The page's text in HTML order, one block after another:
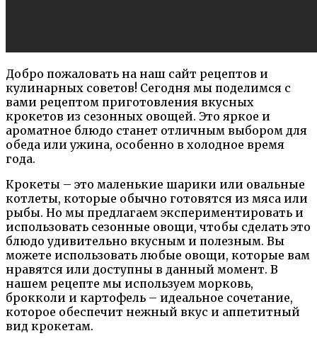
Добро пожаловать на наш сайт рецептов и
кулинарных советов! Сегодня мы поделимся с
вами рецептом приготовления вкусных
крокетов из сезонных овощей. Это яркое и
ароматное блюдо станет отличным выбором для
обеда или ужина, особенно в холодное время
года.
Крокеты – это маленькие шарики или овальные
котлеты, которые обычно готовятся из мяса или
рыбы. Но мы предлагаем экспериментировать и
использовать сезонные овощи, чтобы сделать это
блюдо удивительно вкусным и полезным. Вы
можете использовать любые овощи, которые вам
нравятся или доступны в данный момент. В
нашем рецепте мы используем морковь,
брокколи и картофель – идеальное сочетание,
которое обеспечит нежный вкус и аппетитный
вид крокетам.